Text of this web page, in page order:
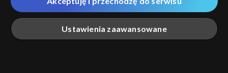
Zakochaj się w Polsce
Węgorzewo
Zakochaj się w Polsce
Narodowe Forum Muzyki we
Wrocławiu
przez nas identyfikatora PPID do Google.
Twoje dane osobowe zbierane podczas odwiedzania przez
Ciebie naszych
poszczególnych serwisówzwanych dalej
„Portalem”, w tym informacje zapisywane za pomocą
Ustawienia zaawansowane